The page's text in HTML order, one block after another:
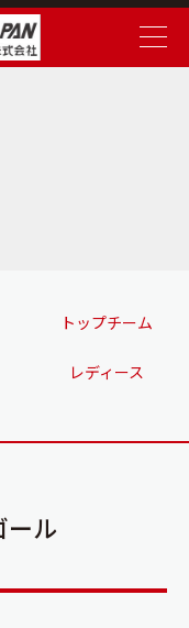
トップチーム
レディース
ール